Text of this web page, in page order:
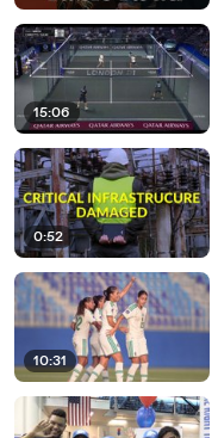
15:06
0:52
10:31